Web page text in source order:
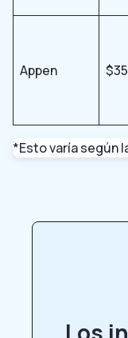
Appen
*Esto varía según